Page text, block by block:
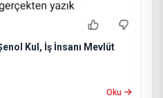
Kul, İş İnsanı Mevlüt
Oku